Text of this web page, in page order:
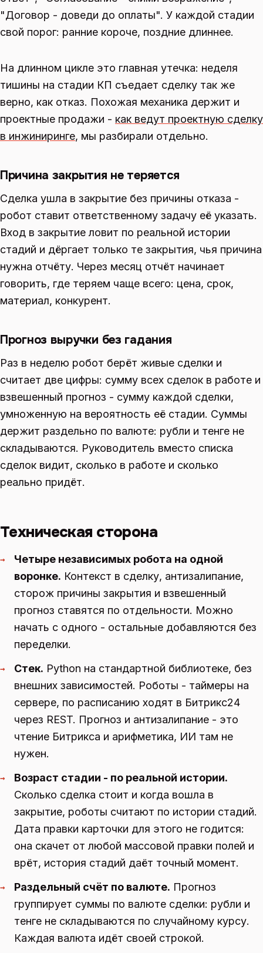
"Договор - доведи до оплаты". У каждой стадии
свой порог: ранние короче, поздние длиннее.
На длинном цикле это главная утечка: неделя
тишины на стадии КП съедает сделку так же
верно, как отказ. Похожая механика держит и
проектные продажи - как ведут проектную сделку
в инжиниринге, мы разбирали отдельно.
Причина закрытия не теряется
Сделка ушла в закрытие без причины отказа -
робот ставит ответственному задачу её указать.
Вход в закрытие ловит по реальной истории
стадий и дёргает только те закрытия, чья причина
нужна отчёту. Через месяц отчёт начинает
говорить, где теряем чаще всего: цена, срок,
материал, конкурент.
Прогноз выручки без гадания
Раз в неделю робот берёт живые сделки и
считает две цифры: сумму всех сделок в работе и
взвешенный прогноз - сумму каждой сделки,
умноженную на вероятность её стадии. Суммы
держит раздельно по валюте: рубли и тенге не
складываются. Руководитель вместо списка
сделок видит, сколько в работе и сколько
реально придёт.
Техническая сторона
→
Четыре независимых робота на одной
воронке. Контекст в сделку, антизалипание,
сторож причины закрытия и взвешенный
прогноз ставятся по отдельности. Можно
начать с одного - остальные добавляются без
переделки.
→ Стек. Python на стандартной библиотеке, без
внешних зависимостей. Роботы - таймеры на
сервере, по расписанию ходят в Битрикс24
через REST. Прогноз и антизалипание - это
чтение Битрикса и арифметика, ИИ там не
нужен.
→
Возраст стадии - по реальной истории.
Сколько сделка стоит и когда вошла в
закрытие, роботы считают по истории стадий.
Дата правки карточки для этого не годится:
она скачет от любой массовой правки полей и
врёт, история стадий даёт точный момент.
→ Раздельный счёт по валюте. Прогноз
группирует суммы по валюте сделки: рубли и
тенге не складываются по случайному курсу.
Каждая валюта идёт своей строкой.